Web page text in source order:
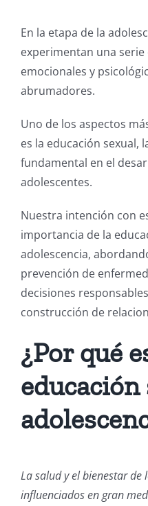
En la etapa de la
experimentan una serie
emocionales y
abrumadores.
Uno de los aspectos
es la educación sexual,
fundamental en el
adolescentes.
Nuestra intención con
importancia de la
adolescencia,
prevención de
decisiones
construcción de
¿Por qué
educación
La salud y el bienestar de
influenciados en gran